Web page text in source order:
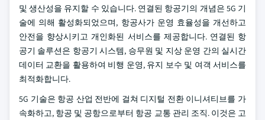
및 생산성을 유지할 수 있습니다. 연결된 항공기의 개념은 5G 기
술에 의해 활성화되었으며, 항공사가 운영 효율성을 개선하고
안전을 향상시키고 개인화된 서비스를 제공합니다. 연결된 항
공기 솔루션은 항공기 시스템, 승무원 및 지상 운영 간의 실시간
데이터 교환을 활용하여 비행 운영, 유지 보수 및 여객 서비스를
최적화합니다.
5G 기술은 항공 산업 전반에 걸쳐 디지털 전환 이니셔티브를 가
속화하고, 항공 및 공항으로부터 항공 교통 관리 조직. 이것은 고